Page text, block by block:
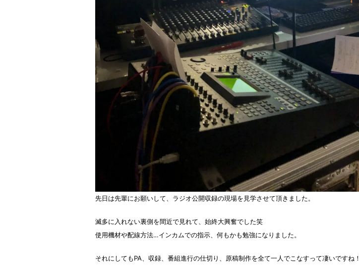
先日は先輩にお願いして、ラジオ公開収録の現場を見学させて頂きました。
滅多に入れない裏側を間近で見れて、始終大興奮でした笑
使用機材や配線方法…インカムでの指示、何もかも勉強になりました。
それにしてもPA、収録、番組進行の仕切り、原稿制作を全て一人でこなすって凄いですね！